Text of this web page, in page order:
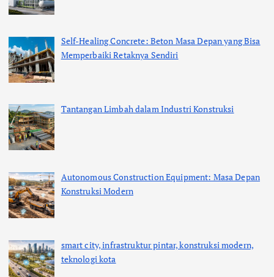
Self-Healing Concrete: Beton Masa Depan yang Bisa
Memperbaiki Retaknya Sendiri
Tantangan Limbah dalam Industri Konstruksi
Autonomous Construction Equipment: Masa Depan
Konstruksi Modern
smart city, infrastruktur pintar, konstruksi modern,
teknologi kota